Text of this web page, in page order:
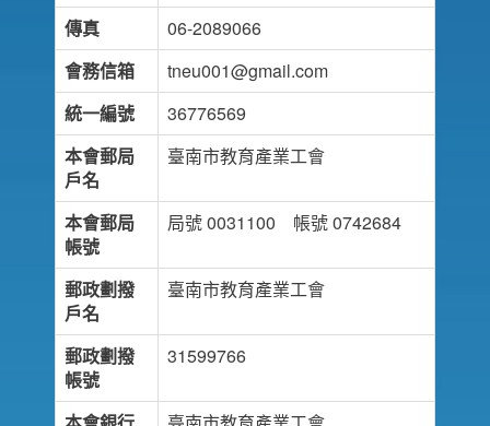
傳真
06-2089066
會務信箱
tneu001@gmail.com
統一編號
36776569
本會郵局
戶名
臺南市教育產業工會
本會郵局
帳號
局號 0031100 帳號 0742684
郵政劃撥
戶名
臺南市教育產業工會
郵政劃撥
帳號
31599766